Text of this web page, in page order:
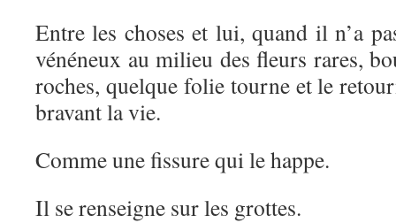
Entre les choses et lui, quand il n’a
vénéneux au milieu des fleurs rares,
roches, quelque folie tourne et le
bravant la vie.
Comme une fissure qui le happe.
Il se renseigne sur les grottes.